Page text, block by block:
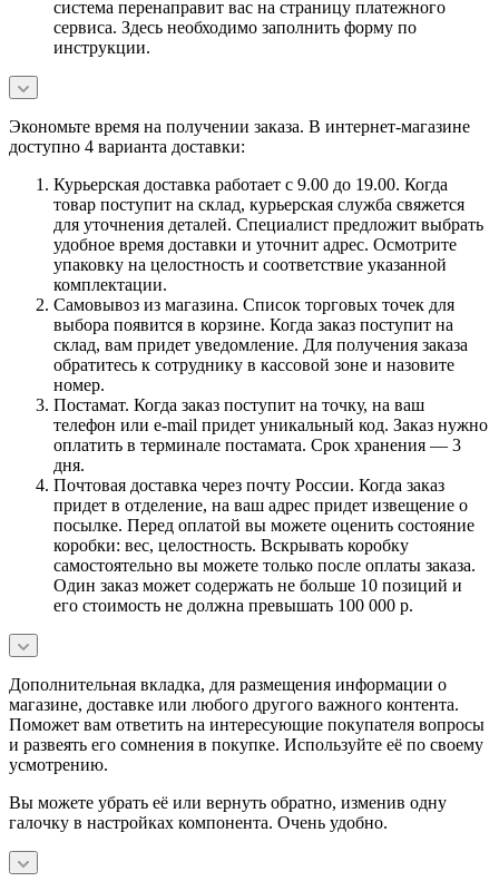
система перенаправит вас на страницу платежного
сервиса. Здесь необходимо заполнить форму по
инструкции.
Экономьте время на получении заказа. В интернет-магазине
доступно 4 варианта доставки:
Курьерская доставка работает с 9.00 до 19.00. Когда
товар поступит на склад, курьерская служба свяжется
для уточнения деталей. Специалист предложит выбрать
удобное время доставки и уточнит адрес. Осмотрите
упаковку на целостность и соответствие указанной
комплектации.
Самовывоз из магазина. Список торговых точек для
выбора появится в корзине. Когда заказ поступит на
склад, вам придет уведомление. Для получения заказа
обратитесь к сотруднику в кассовой зоне и назовите
номер.
Постамат. Когда заказ поступит на точку, на ваш
телефон или e-mail придет уникальный код. Заказ нужно
оплатить в терминале постамата. Срок хранения — 3
дня.
Почтовая доставка через почту России. Когда заказ
придет в отделение, на ваш адрес придет извещение о
посылке. Перед оплатой вы можете оценить состояние
коробки: вес, целостность. Вскрывать коробку
самостоятельно вы можете только после оплаты заказа.
Один заказ может содержать не больше 10 позиций и
его стоимость не должна превышать 100 000 р.
Дополнительная вкладка, для размещения информации о
магазине, доставке или любого другого важного контента.
Поможет вам ответить на интересующие покупателя вопросы
и развеять его сомнения в покупке. Используйте её по своему
усмотрению.
Вы можете убрать её или вернуть обратно, изменив одну
галочку в настройках компонента. Очень удобно.